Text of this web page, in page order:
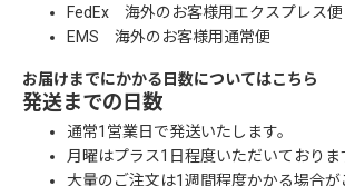
FedEx 海外のお客様用エクスプレス便
EMS 海外のお客様用通常便
お届けまでにかかる日数についてはこちら
発送までの日数
通常1営業日で発送いたします。
月曜はプラス1日程度いただいておりま
大量のご注文は1週間程度かかる場合が